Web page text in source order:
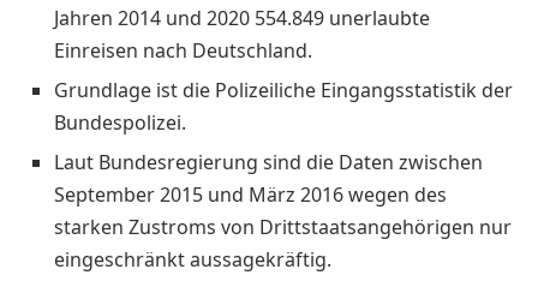
Jahren 2014 und 2020 554.849 unerlaubte
Einreisen nach Deutschland.
Grundlage ist die Polizeiliche Eingangsstatistik der
Bundespolizei.
Laut Bundesregierung sind die Daten zwischen
September 2015 und März 2016 wegen des
starken Zustroms von Drittstaatsangehörigen nur
eingeschränkt aussagekräftig.